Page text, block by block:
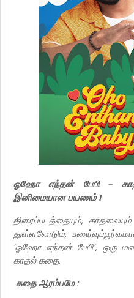
ஓஹோ எந்தன் பேபி –
இனிமையான பயணம் !
திரைப்படத்தையும்,
துள்ளலோடும்,
'ஓஹோ எந்தன் பேபி', ஒரு
காதல் கதை.
கதை ஆரம்பமே: